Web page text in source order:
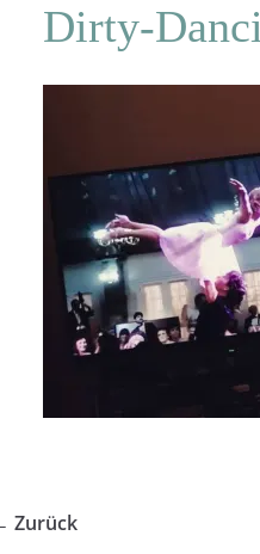
Dirty-
Zurück